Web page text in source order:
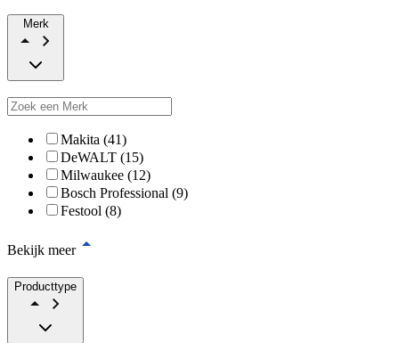
Merk
Makita (41)
DeWALT (15)
Milwaukee (12)
Bosch Professional (9)
Festool (8)
Bekijk meer
Producttype